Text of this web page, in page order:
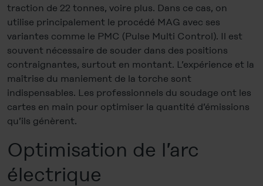
traction de 22 tonnes, voire plus. Dans ce cas, on
utilise principalement le procédé MAG avec ses
variantes comme le PMC (Pulse Multi Control). Il est
souvent nécessaire de souder dans des positions
contraignantes, surtout en montant. L’expérience et la
maîtrise du maniement de la torche sont
indispensables. Les professionnels du soudage ont les
cartes en main pour optimiser la quantité d’émissions
qu’ils génèrent.
Optimisation de l’arc
électrique